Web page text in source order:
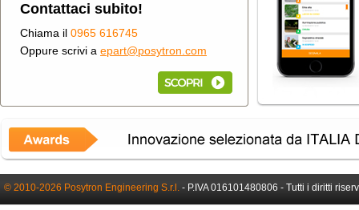
Contattaci subito!
Chiama il 0965 616745
Oppure scrivi a epart@posytron.com
© 2010-2026 Posytron Engineering S.r.l. - P.IVA 016101480806 - Tutti i diritti